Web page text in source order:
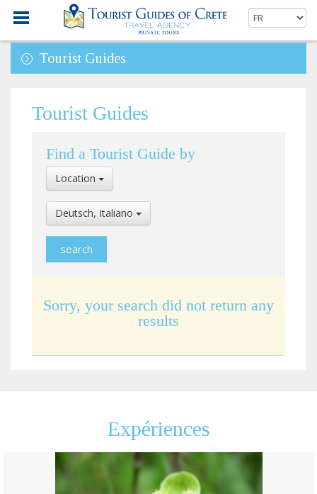
Tourist Guides
Tourist Guides
Find a Tourist Guide by
Select
Location
Location
Select
Language
Deutsch, Italiano
Sorry, your search did not return any
results
Expériences